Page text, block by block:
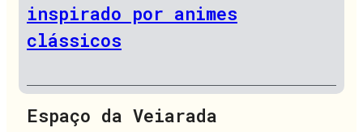
inspirado por animes
clássicos
Espaço da Veiarada